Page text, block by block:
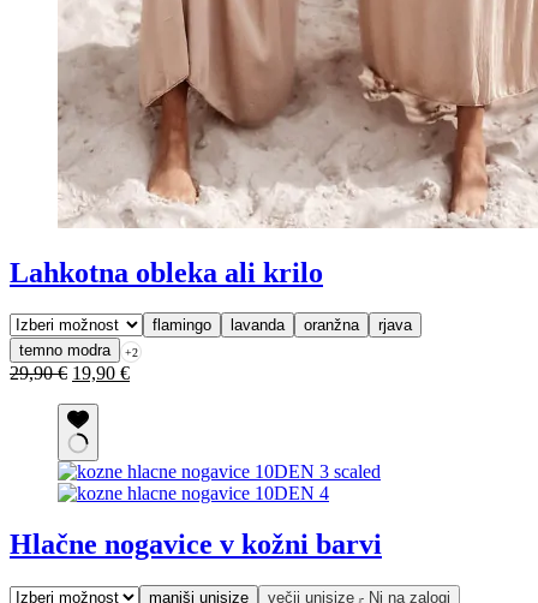
Lahkotna obleka ali krilo
flamingo lavanda oranžna
rjava
temno modra
+2
29,90€ Izvirna
je
bila:
29,90 €.
19,90 €Trenutna
Hlačne nogavice v kožni barvi
manjši unisize
večji unisize - Ni na zalogi